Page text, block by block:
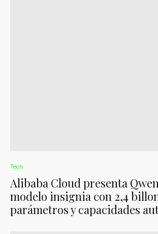
Tech
Alibaba Cloud presenta
modelo insignia con 2,4
parámetros y capacidades